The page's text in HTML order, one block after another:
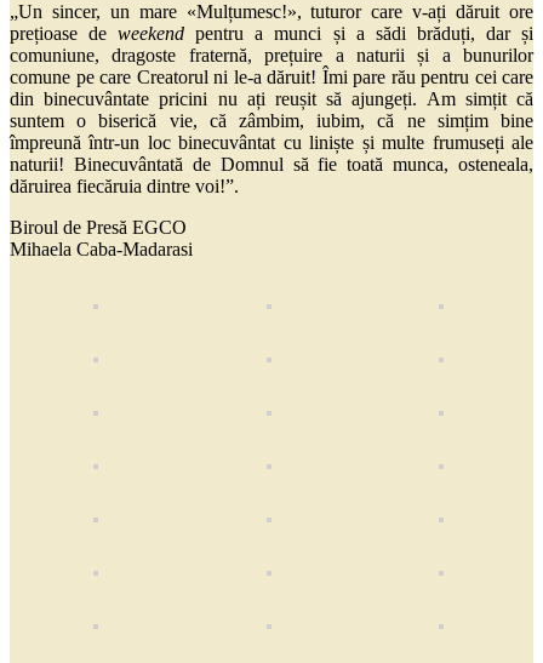
„Un sincer, un mare «Mulțumesc!», tuturor care v-ați dăruit ore
prețioase deweekendpentru a munci și a sădi brăduți, dar și
comuniune, dragoste fraternă, prețuire a naturii și a bunurilor
comune pe care Creatorul ni le-a dăruit! Îmi pare rău pentru cei care
din binecuvântate pricini nu ați reușit să ajungeți. Am simțit că
suntem o biserică vie, că zâmbim, iubim, că ne simțim bine
împreună într-un loc binecuvântat cu liniște și multe frumuseți ale
naturii! Binecuvântată de Domnul să fie toată munca, osteneala,
dăruirea fiecăruia dintre voi!”.
Biroul de Presă EGCO
Mihaela Caba-Madarasi